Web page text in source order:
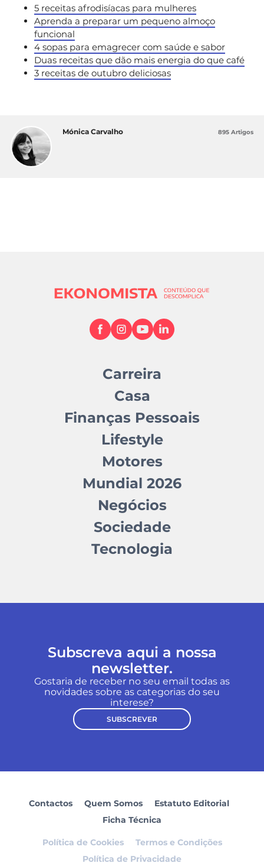
5 receitas afrodisíacas para mulheres
Aprenda a preparar um pequeno almoço
funcional
4 sopas para emagrecer com saúde e sabor
Duas receitas que dão mais energia do que café
3 receitas de outubro deliciosas
Mónica Carvalho 895 Artigos
Carreira
Casa
Finanças Pessoais
Lifestyle
Motores
Mundial 2026
Negócios
Sociedade
Tecnologia
Subscreva aqui a nossa
newsletter.
Gostaria de receber no seu email todas as
novidades sobre as categorias do seu
interese?
SUBSCREVER
Contactos Quem Somos
Estatuto Editorial
Ficha Técnica
Política de Cookies
Termos e Condições
Política de Privacidade